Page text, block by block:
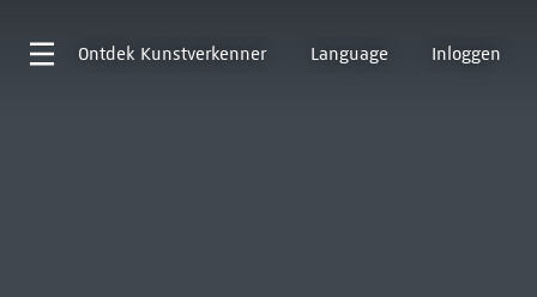
Ontdek Kunstverkenner Language Inloggen